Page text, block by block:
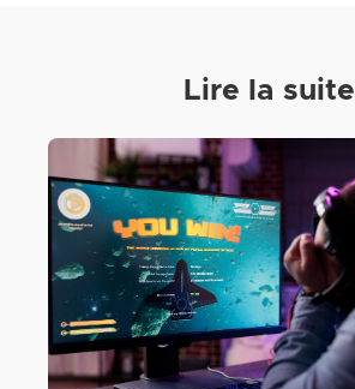
Lire la suite